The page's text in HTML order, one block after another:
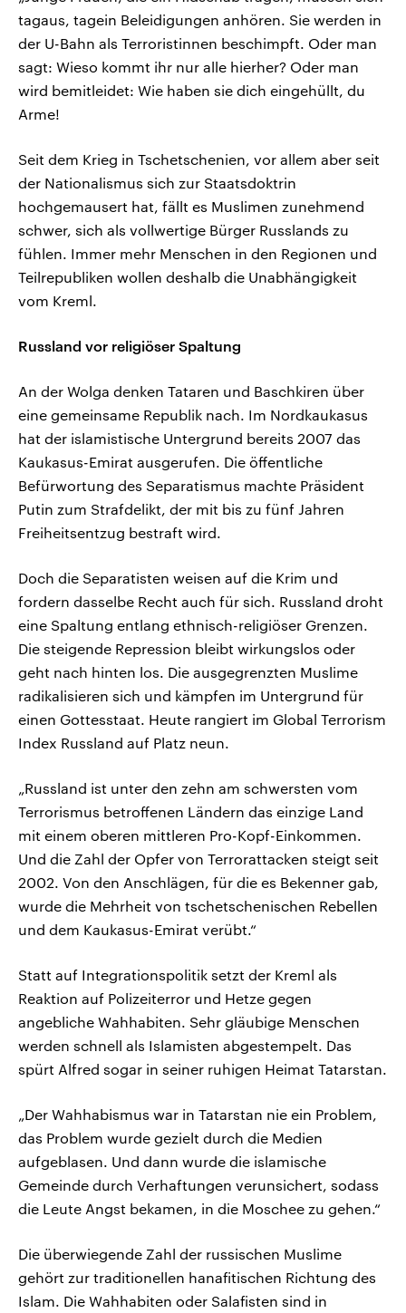
tagaus, tagein Beleidigungen anhören. Sie werden in
der U-Bahn als Terroristinnen beschimpft. Oder man
sagt: Wieso kommt ihr nur alle hierher? Oder man
wird bemitleidet: Wie haben sie dich eingehüllt, du
Arme!
Seit dem Krieg in Tschetschenien, vor allem aber seit
der Nationalismus sich zur Staatsdoktrin
hochgemausert hat, fällt es Muslimen zunehmend
schwer, sich als vollwertige Bürger Russlands zu
fühlen. Immer mehr Menschen in den Regionen und
Teilrepubliken wollen deshalb die Unabhängigkeit
vom Kreml.
Russland vor religiöser Spaltung
An der Wolga denken Tataren und Baschkiren über
eine gemeinsame Republik nach. Im Nordkaukasus
hat der islamistische Untergrund bereits 2007 das
Kaukasus-Emirat ausgerufen. Die öffentliche
Befürwortung des Separatismus machte Präsident
Putin zum Strafdelikt, der mit bis zu fünf Jahren
Freiheitsentzug bestraft wird.
Doch die Separatisten weisen auf die Krim und
fordern dasselbe Recht auch für sich. Russland droht
eine Spaltung entlang ethnisch-religiöser Grenzen.
Die steigende Repression bleibt wirkungslos oder
geht nach hinten los. Die ausgegrenzten Muslime
radikalisieren sich und kämpfen im Untergrund für
einen Gottesstaat. Heute rangiert im Global Terrorism
Index Russland auf Platz neun.
„Russland ist unter den zehn am schwersten vom
Terrorismus betroffenen Ländern das einzige Land
mit einem oberen mittleren Pro-Kopf-Einkommen.
Und die Zahl der Opfer von Terrorattacken steigt seit
2002. Von den Anschlägen, für die es Bekenner gab,
wurde die Mehrheit von tschetschenischen Rebellen
und dem Kaukasus-Emirat verübt.“
Statt auf Integrationspolitik setzt der Kreml als
Reaktion auf Polizeiterror und Hetze gegen
angebliche Wahhabiten. Sehr gläubige Menschen
werden schnell als Islamisten abgestempelt. Das
spürt Alfred sogar in seiner ruhigen Heimat Tatarstan.
„Der Wahhabismus war in Tatarstan nie ein Problem,
das Problem wurde gezielt durch die Medien
aufgeblasen. Und dann wurde die islamische
Gemeinde durch Verhaftungen verunsichert, sodass
die Leute Angst bekamen, in die Moschee zu gehen.“
Die überwiegende Zahl der russischen Muslime
gehört zur traditionellen hanafitischen Richtung des
Islam. Die Wahhabiten oder Salafisten sind in